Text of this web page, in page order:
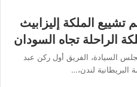
الملكة إليزابيث
الراحلة تجاه السودان
السيادة، الفريق أول ركن عبد
البريطانية لندن،…